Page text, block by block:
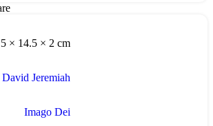
× 14.5 × 2 cm
David Jeremiah
Imago Dei